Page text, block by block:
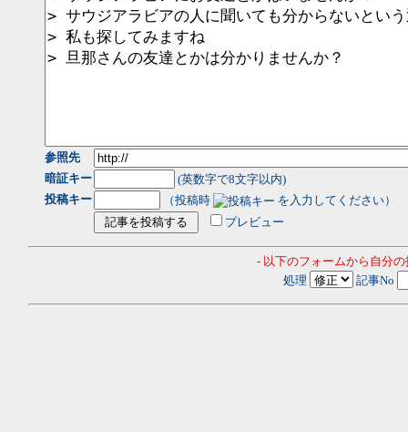
参照先
暗証キー
(英数字で8文字以内)
投稿キー
（投稿時
を入力してください）
プレビュー
- 以下のフォームから自分
処理
記事No